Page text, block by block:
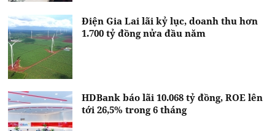
Điện Gia Lai lãi kỷ lục, doanh thu hơn
1.700 tỷ đồng nửa đầu năm
HDBank báo lãi 10.068 tỷ đồng, ROE lên
tới 26,5% trong 6 tháng